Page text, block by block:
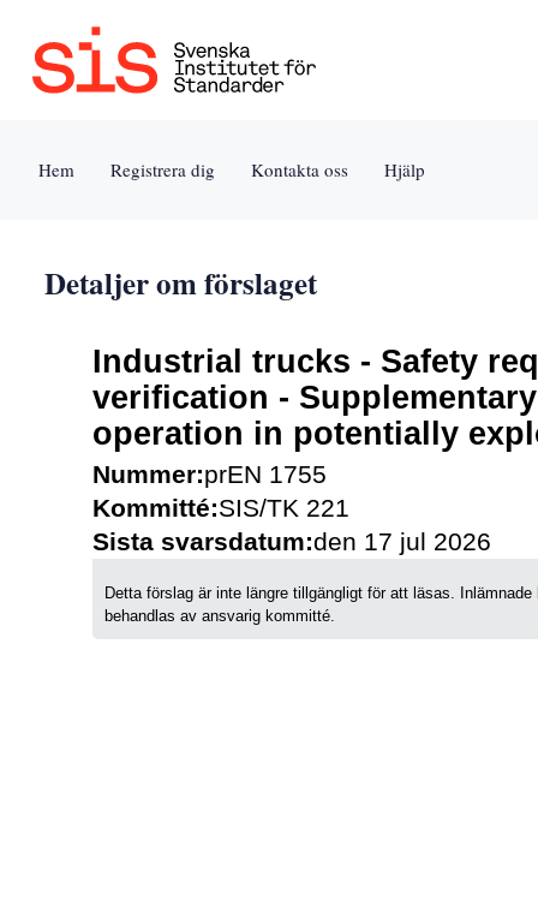
Jump
Hem Registrera dig Kontakta oss Hjälp
Detaljer om förslaget
Industrial trucks - Safety
verification -
operation in potentially
Nummer:prEN 1755
Kommitté:SIS/TK 221
Sista svarsdatum:den 17 jul 2026
Detta förslag är inte längre tillgängligt för att läsas.
behandlas av ansvarig kommitté.